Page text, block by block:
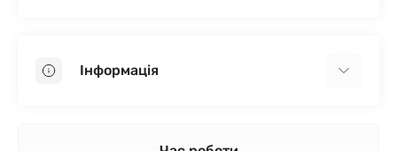
Пінопласт
Інформація